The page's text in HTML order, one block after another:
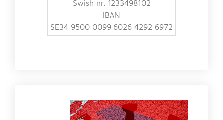
Swish nr. 1233498102
IBAN
SE34 9500 0099 6026 4292 6972